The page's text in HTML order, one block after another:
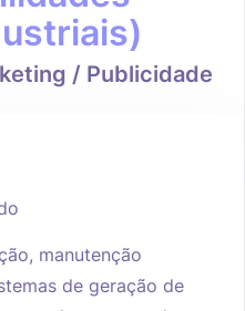
/ Publicidade
manutenção
de geração de